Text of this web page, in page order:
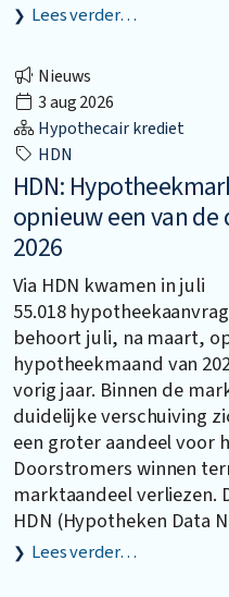
Lees verder…
Nieuws
3 aug 2026
Hypothecair krediet
HDN
HDN:
opnieuw een van
2026
Via HDN kwamen in juli
55.018
behoort juli, na maart,
hypotheekmaand van
vorig jaar. Binnen de
duidelijke verschuiving
een groter aandeel voor
Doorstromers winnen
marktaandeel
HDN (Hypotheken Data
Lees verder…